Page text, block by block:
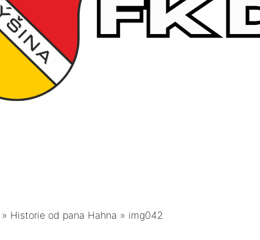
» Historie od pana Hahna » img042